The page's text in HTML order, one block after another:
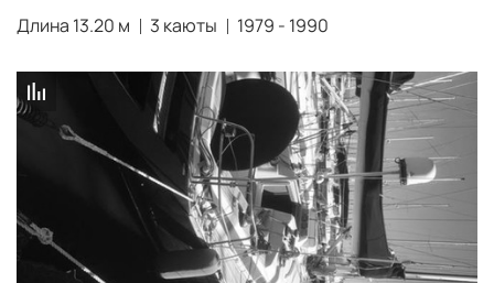
Длина 13.20 м 3 каюты 1979 - 1990